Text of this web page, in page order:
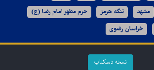
مشهد تنگه هرمز حرم مطهر امام رضا (ع)
خراسان رضوی
نسخه دسکتاپ